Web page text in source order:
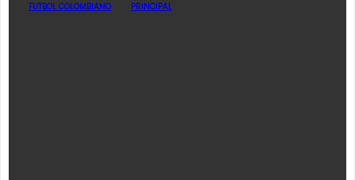
FUTBOL COLOMBIANO PRINCIPAL